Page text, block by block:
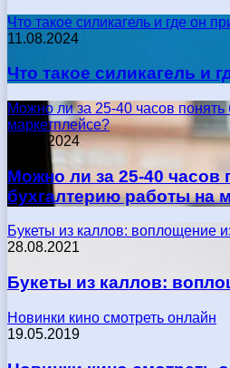
Что такое силикагель и где он
11.08.2024
Что такое силикагель и
Можно ли за 25-40 часов
маркетплейсе?
17.05.2024
Можно ли за 25-40 часов
бухгалтерию работы на
Букеты из каллов: воплощение
28.08.2021
Букеты из каллов:
Новинки кино смотреть онлайн
19.05.2019